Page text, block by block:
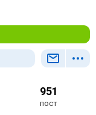
951
пост